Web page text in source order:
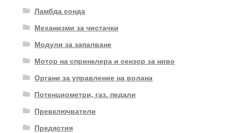
Ламбда сонда
Механизми за чистачки
Модули за запалване
Мотор на спринклера и сензор за ниво
Органи за управление на волана
Потенциометри, газ. педали
Превключватели
Предястия